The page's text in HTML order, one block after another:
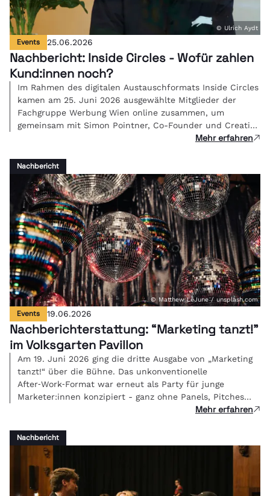
© Ulrich Aydt
Events 25.06.2026
Nachbericht: Inside Circles - Wofür zahlen
Kund:innen noch?
Im Rahmen des digitalen Austauschformats Inside Circles
kamen am 25. Juni 2026 ausgewählte Mitglieder der
Fachgruppe Werbung Wien online zusammen, um
gemeinsam mit Simon Pointner, Co-Founder und Creative
Director von Studio FREUDE, über eine zentrale Frage der
übernimmt - was ist kreative Arbeit dann noch wert und
wie bepreist man Bedeutung?
Mehr erfahren
Nachbericht
© Matthew LeJune / unsplash.com
Events 19.06.2026
Nachberichterstattung: “Marketing tanzt!"
im Volksgarten Pavillon
Am 19. Juni 2026 ging die dritte Ausgabe von „Marketing
tanzt!“ über die Bühne. Das unkonventionelle
After‑Work‑Format war erneut als Party für junge
Marketer:innen konzipiert - ganz ohne Panels, Pitches
oder PowerPoint, sondern mit Beats, Gesprächen und
Pavillons traf sich die Community, die morgen die
Branche bewegt.
Mehr erfahren
Nachbericht